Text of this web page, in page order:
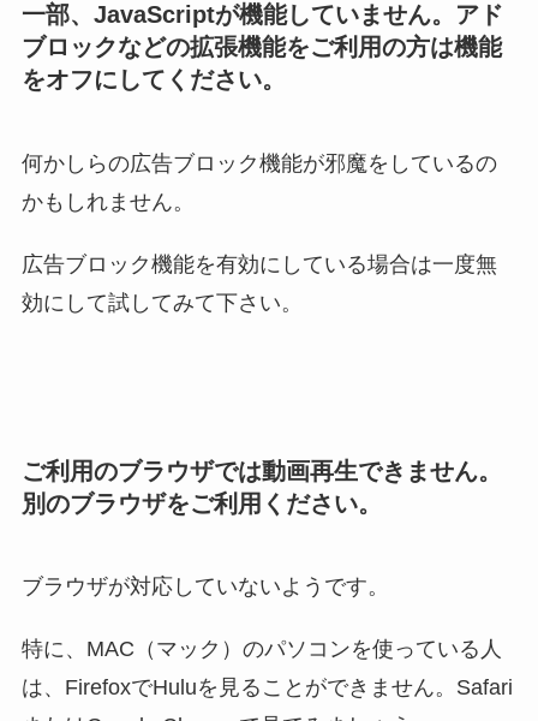
一部、JavaScriptが機能していません。アド
ブロックなどの拡張機能をご利用の方は機能
をオフにしてください。
何かしらの広告ブロック機能が邪魔をしているの
かもしれません。
広告ブロック機能を有効にしている場合は一度無
効にして試してみて下さい。
ご利用のブラウザでは動画再生できません。
別のブラウザをご利用ください。
ブラウザが対応していないようです。
特に、MAC（マック）のパソコンを使っている人
は、FirefoxでHuluを見ることができません。Safari